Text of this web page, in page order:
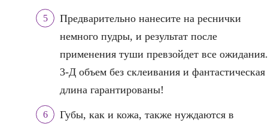
Предварительно нанесите на реснички
немного пудры, и результат после
применения туши превзойдет все ожидания.
3-Д объем без склеивания и фантастическая
длина гарантированы!
Губы, как и кожа, также нуждаются в